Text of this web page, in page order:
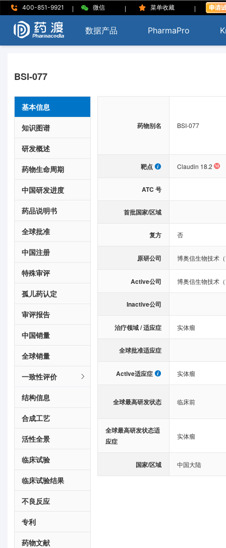
400-851-9921 | 微信 | 菜单收藏 |
数据产品 PharmaPro
BSI-077
基本信息
知识图谱
研发概述
药物生命周期
中国研发进度
药品说明书
全球批准
中国注册
特殊审评
孤儿药认定
审评报告
中国销量
全球销量
一致性评价
结构信息
合成工艺
活性全景
临床试验
临床试验结果
不良反应
专利
药物文献
药物别名 BSI-077
靶点 Claudin 18.2
ATC 号
首批国家/区域
复方 否
原研公司 博奥信生物技术
Active公司 博奥信生物技术
Inactive公司
治疗领域 / 适应症 实体瘤
全球批准适应症
Active适应症 实体瘤
全球最高研发状态 临床前
全球最高研发状态适
应症
实体瘤
国家/区域 中国大陆